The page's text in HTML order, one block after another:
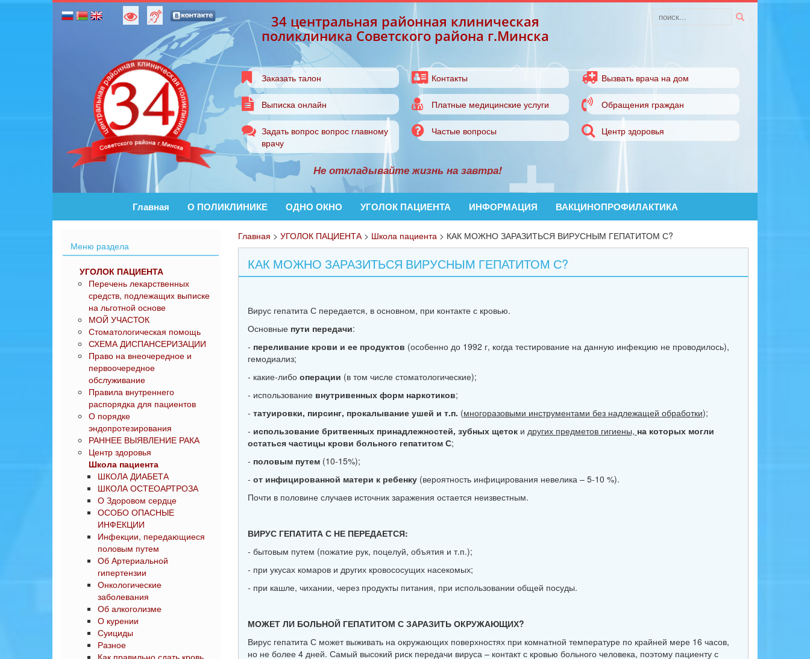
34 центральная районная клиническая
поликлиника Советского района г.Минска
Заказать талон Контакты Вызвать врача на дом
Выписка онлайн Платные медицинские услуги Обращения граждан
Задать вопрос вопрос главному
врачу
Частые вопросы Центр здоровья
Не откладывайте жизнь на завтра!
Главная О ПОЛИКЛИНИКЕ ОДНО ОКНО УГОЛОК ПАЦИЕНТА ИНФОРМАЦИЯ ВАКЦИНОПРОФИЛАКТИКА
Главная > УГОЛОК ПАЦИЕНТА> Школа пациента> КАК МОЖНО ЗАРАЗИТЬСЯ ВИРУСНЫМ ГЕПАТИТОМ С?
КАК МОЖНО ЗАРАЗИТЬСЯ ВИРУСНЫМ ГЕПАТИТОМ С?
Вирус гепатита С передается, в основном, при контакте с кровью.
Основные пути передачи:
- переливание крови и ее продуктов (особенно до 1992 г, когда тестирование на данную инфекцию не проводилось),
гемодиализ;
- какие-либо операции (в том числе стоматологические);
- использование внутривенных форм наркотиков;
- татуировки, пирсинг, прокалывание ушей и т.п. (многоразовыми инструментами без надлежащей обработки);
- использование бритвенных принадлежностей, зубных щетоки других предметов гигиены, на которых могли
остаться частицы крови больного гепатитом С;
- половым путем(10-15%);
- от инфицированной матери к ребенку(вероятность инфицирования невелика – 5-10 %).
Почти в половине случаев источник заражения остается неизвестным.
ВИРУС ГЕПАТИТА С НЕ ПЕРЕДАЕТСЯ:
- бытовым путем (пожатие рук, поцелуй, объятия и т.п.);
- при укусах комаров и других кровососущих насекомых;
- при кашле, чихании, через продукты питания, при использовании общей посуды.
МОЖЕТ ЛИ БОЛЬНОЙ ГЕПАТИТОМ С ЗАРАЗИТЬ ОКРУЖАЮЩИХ?
Вирус гепатита С может выживать на окружающих поверхностях при комнатной температуре по крайней мере 16 часов,
но не более 4 дней. Самый высокий риск передачи вируса – контакт с кровью больного человека, поэтому пациенту с
Меню раздела
УГОЛОК ПАЦИЕНТА
Перечень лекарственных
средств, подлежащих выписке
на льготной основе
МОЙ УЧАСТОК
Стоматологическая помощь
СХЕМА ДИСПАНСЕРИЗАЦИИ
Право на внеочередное и
первоочередное
обслуживание
Правила внутреннего
распорядка для пациентов
О порядке
эндопротезирования
РАННЕЕ ВЫЯВЛЕНИЕ РАКА
Центр здоровья
Школа пациента
ШКОЛА ДИАБЕТА
ШКОЛА ОСТЕОАРТРОЗА
О Здоровом сердце
ОСОБО ОПАСНЫЕ
ИНФЕКЦИИ
Инфекции, передающиеся
половым путем
Об Артериальной
гипертензии
Онкологические
заболевания
Об алкоголизме
О курении
Суициды
Разное
Как правильно сдать кровь